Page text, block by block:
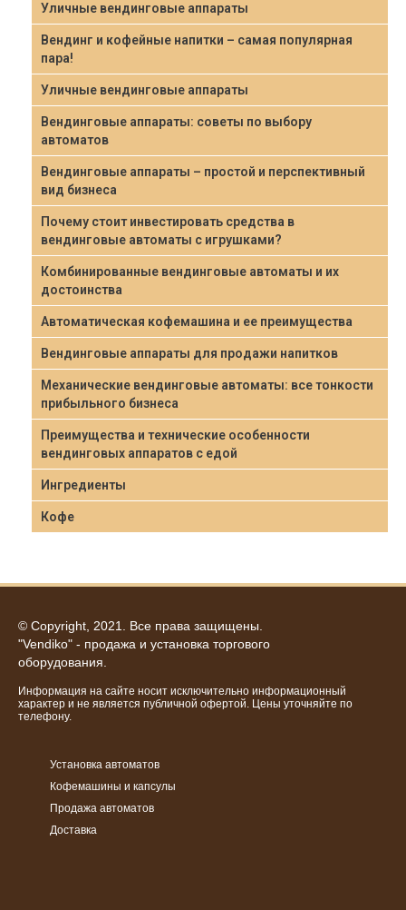
Уличные вендинговые аппараты
Вендинг и кофейные напитки – самая популярная
пара!
Уличные вендинговые аппараты
Вендинговые аппараты: советы по выбору
автоматов
Вендинговые аппараты – простой и перспективный
вид бизнеса
Почему стоит инвестировать средства в
вендинговые автоматы с игрушками?
Комбинированные вендинговые автоматы и их
достоинства
Автоматическая кофемашина и ее преимущества
Вендинговые аппараты для продажи напитков
Механические вендинговые автоматы: все тонкости
прибыльного бизнеса
Преимущества и технические особенности
вендинговых аппаратов с едой
Ингредиенты
Кофе
© Copyright, 2021. Все права защищены.
"Vendiko" - продажа и установка торгового
оборудования.
Информация на сайте носит исключительно информационный
характер и не является публичной офертой. Цены уточняйте по
телефону.
Установка автоматов
Кофемашины и капсулы
Продажа автоматов
Доставка